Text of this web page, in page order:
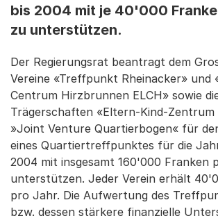
bis 2004 mit je 40'000
zu unterstützen.
Der Regierungsrat beantragt dem
Vereine «Treffpunkt Rheinacker» und
Centrum Hirzbrunnen ELCH» sowie
Trägerschaften «Eltern-Kind-Zentrum
»Joint Venture Quartierbogen« für
eines Quartiertreffpunktes für die
2004 mit insgesamt 160'000 Franken
unterstützen. Jeder Verein erhält
pro Jahr. Die Aufwertung des
bzw. dessen stärkere finanzielle